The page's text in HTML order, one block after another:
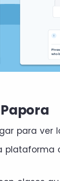
para ver
plataforma